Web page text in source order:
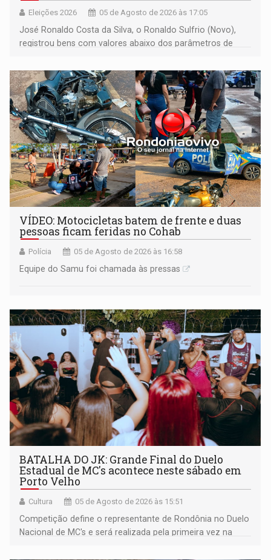
Eleições 2026 05 de Agosto de 2026 às 17:05
José Ronaldo Costa da Silva, o Ronaldo Sulfrio (Novo),
registrou bens com valores abaixo dos parâmetros de
milhões
VÍDEO: Motocicletas batem de frente e duas
pessoas ficam feridas no Cohab
Polícia 05 de Agosto de 2026 às 16:58
Equipe do Samu foi chamada às pressas
BATALHA DO JK: Grande Final do Duelo
Estadual de MC's acontece neste sábado em
Porto Velho
Cultura 05 de Agosto de 2026 às 15:51
Competição define o representante de Rondônia no Duelo
Nacional de MC's e será realizada pela primeira vez na